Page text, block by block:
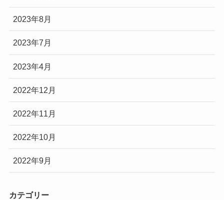
2023年8月
2023年7月
2023年4月
2022年12月
2022年11月
2022年10月
2022年9月
カテゴリー